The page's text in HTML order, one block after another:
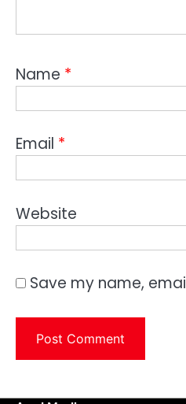
Name *
Email *
Website
Save my name,